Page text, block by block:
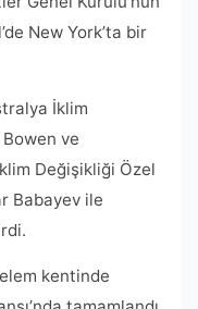
New York’ta bir
İklim
ve
Değişikliği Özel
Babayev ile
kentinde